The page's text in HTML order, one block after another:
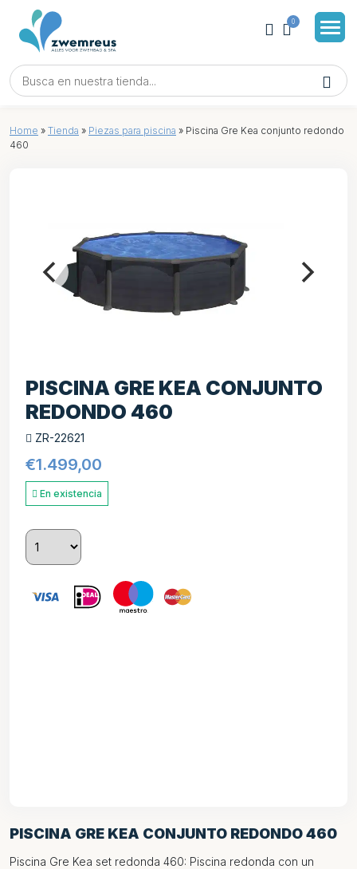
0
Home » Tienda » Piezas para piscina » Piscina Gre Kea conjunto redondo
460
PISCINA GRE KEA CONJUNTO REDONDO 460
Piscina Gre Kea set redonda 460: Piscina redonda con un
PISCINA GRE KEA CONJUNTO
REDONDO 460
ZR-22621
€1.499,00
En existencia